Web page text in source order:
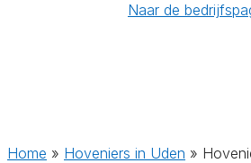
Naar de
Home » Hoveniers in Uden »